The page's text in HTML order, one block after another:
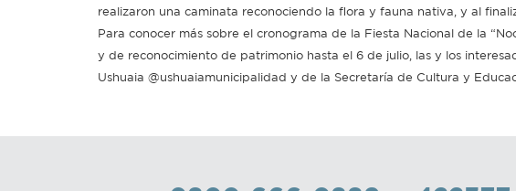
realizaron una caminata reconociendo la flora y fauna nativa, y al
Para conocer más sobre el cronograma de la Fiesta Nacional de la
y de reconocimiento de patrimonio hasta el 6 de julio, las y los
Ushuaia @ushuaiamunicipalidad y de la Secretaría de Cultura y